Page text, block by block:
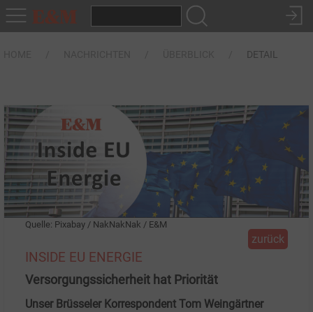
DETAIL
Quelle: Pixabay / NakNakNak / E&M
zurück
INSIDE EU ENERGIE
Versorgungssicherheit hat Priorität
Unser Brüsseler Korrespondent Tom Weingärtner